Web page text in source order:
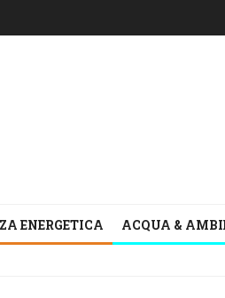
ENERGETICA ACQUA &